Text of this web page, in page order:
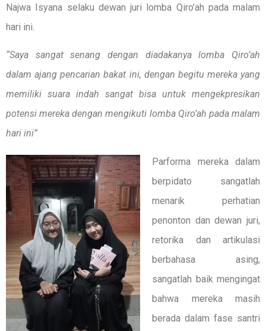
Najwa Isyana selaku dewan juri lomba Qiro’ah pada malam
hari ini.
“Saya sangat senang dengan diadakanya lomba Qiro’ah
dalam ajang pencarian bakat ini, dengan begitu mereka yang
memiliki suara indah sangat bisa untuk mengekpresikan
potensi mereka dengan mengikuti lomba Qiro’ah pada malam
hari ini”
Parforma mereka dalam
berpidato sangatlah
menarik perhatian
penonton dan dewan juri,
retorika dan artikulasi
berbahasa asing,
sangatlah baik mengingat
bahwa mereka masih
berada dalam fase santri